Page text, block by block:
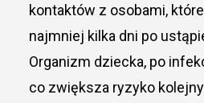
kontaktów z osobami,
najmniej kilka dni po
Organizm dziecka, po
co zwiększa ryzyko